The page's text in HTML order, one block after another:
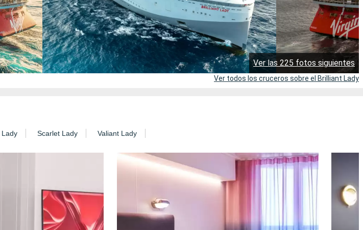
Ver las 225 fotos siguientes
Ver todos los cruceros sobre el Brilliant Lady
Lady Scarlet Lady Valiant Lady